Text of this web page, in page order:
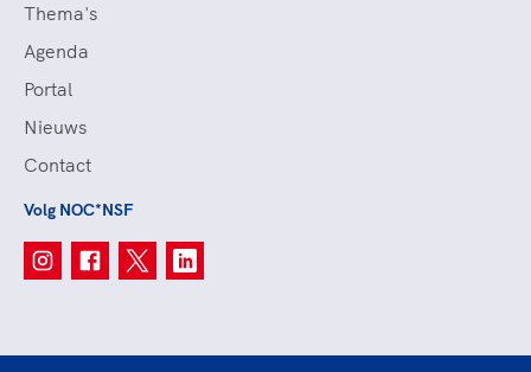
Thema's
Agenda
Portal
Nieuws
Contact
Volg NOC*NSF